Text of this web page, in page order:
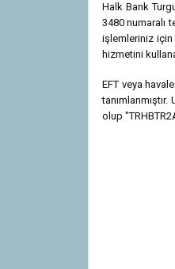
Halk Bank
3480 numaralı
işlemleriniz için
hizmetini
EFT veya
olup